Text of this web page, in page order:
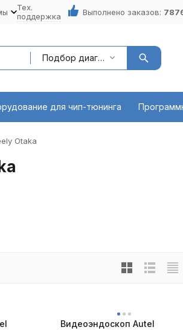
Тех.
поддержка
Выполнено заказов:
Подбор диагностического оборудования по марке и модели авто
для чип-тюнинга
Otaka
Видеоэндоскоп Autel